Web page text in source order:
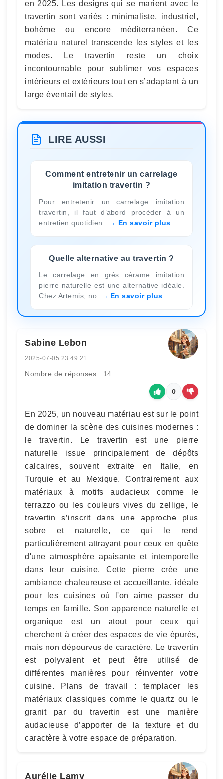
en 2025. Les designs qui se marient avec le
travertin sont variés : minimaliste, industriel,
bohème ou encore méditerranéen. Ce
matériau naturel transcende les styles et les
modes. Le travertin reste un choix
incontournable pour sublimer vos espaces
intérieurs et extérieurs tout en s’adaptant à un
large éventail de styles.
LIRE AUSSI
Comment entretenir un carrelage
imitation travertin ?
Pour entretenir un carrelage imitation
travertin, il faut d’abord procéder à un
entretien quotidien.
En savoir plus
Quelle alternative au travertin ?
Le carrelage en grés cérame imitation
pierre naturelle est une alternative idéale.
Chez Artemis, no
En savoir plus
Sabine Lebon
2025-07-05 23:49:21
Nombre de réponses : 14
0
En 2025, un nouveau matériau est sur le point
de dominer la scène des cuisines modernes :
le travertin. Le travertin est une pierre
naturelle issue principalement de dépôts
calcaires, souvent extraite en Italie, en
Turquie et au Mexique. Contrairement aux
matériaux à motifs audacieux comme le
terrazzo ou les couleurs vives du zellige, le
travertin s’inscrit dans une approche plus
sobre et naturelle, ce qui le rend
particulièrement attrayant pour ceux en quête
d'une atmosphère apaisante et intemporelle
dans leur cuisine. Cette pierre crée une
ambiance chaleureuse et accueillante, idéale
pour les cuisines où l'on aime passer du
temps en famille. Son apparence naturelle et
organique est un atout pour ceux qui
cherchent à créer des espaces de vie épurés,
mais non dépourvus de caractère. Le travertin
est polyvalent et peut être utilisé de
différentes manières pour réinventer votre
cuisine. Plans de travail : templacer les
matériaux classiques comme le quartz ou le
granit par du travertin est une manière
audacieuse d’apporter de la texture et du
caractère à votre espace de préparation.
Aurélie Lamy